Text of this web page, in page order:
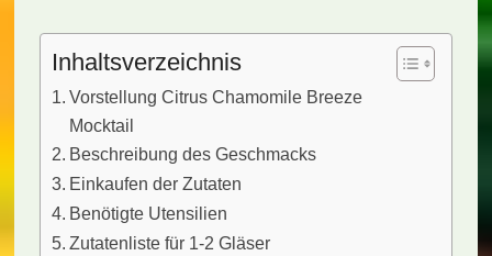
Inhaltsverzeichnis
Vorstellung Citrus Chamomile Breeze
Mocktail
Beschreibung des Geschmacks
Einkaufen der Zutaten
Benötigte Utensilien
Zutatenliste für 1-2 Gläser